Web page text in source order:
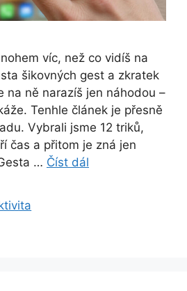
víc, než co vidíš na
šikovných gest a zkratek
na ně narazíš jen náhodou –
Tenhle článek je přesně
Vybrali jsme 12 triků,
čas a přitom je zná jen
… Číst dál